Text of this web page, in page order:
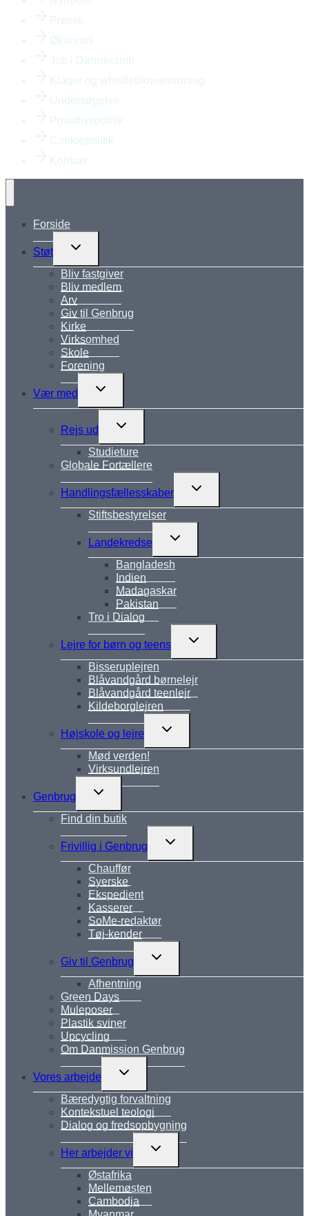
Forside
Støt
Skift
Bliv fastgiver
Bliv medlem
Arv
Giv til Genbrug
Kirke
Virksomhed
Skole
Forening
Vær med
Skift
Rejs ud
Skift
Studieture
Globale Fortællere
Handlingsfællesskaber
Skift
Stiftsbestyrelser
Landekredse
Skift
Bangladesh
Indien
Madagaskar
Pakistan
Tro i Dialog
Lejre for børn og teens
Skift
Bisseruplejren
Blåvandgård børnelejr
Blåvandgård teenlejr
Kildeborglejren
Højskole og lejre
Skift
Mød verden!
Virksundlejren
Genbrug
Skift
Find din butik
Frivillig i Genbrug
Skift
Chauffør
Syerske
Ekspedient
Kasserer
SoMe-redaktør
Tøj-kender
Giv til Genbrug
Skift
Afhentning
Green Days
Muleposer
Plastik sviner
Upcycling
Om Danmission Genbrug
Vores arbejde
Skift
Bæredygtig forvaltning
Kontekstuel teologi
Dialog og fredsopbygning
Her arbejder vi
Skift
Østafrika
Mellemøsten
Cambodja